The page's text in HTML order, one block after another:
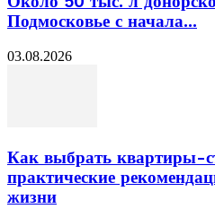
Подмосковье с начала...
03.08.2026
Как выбрать квартиры-
практические
жизни